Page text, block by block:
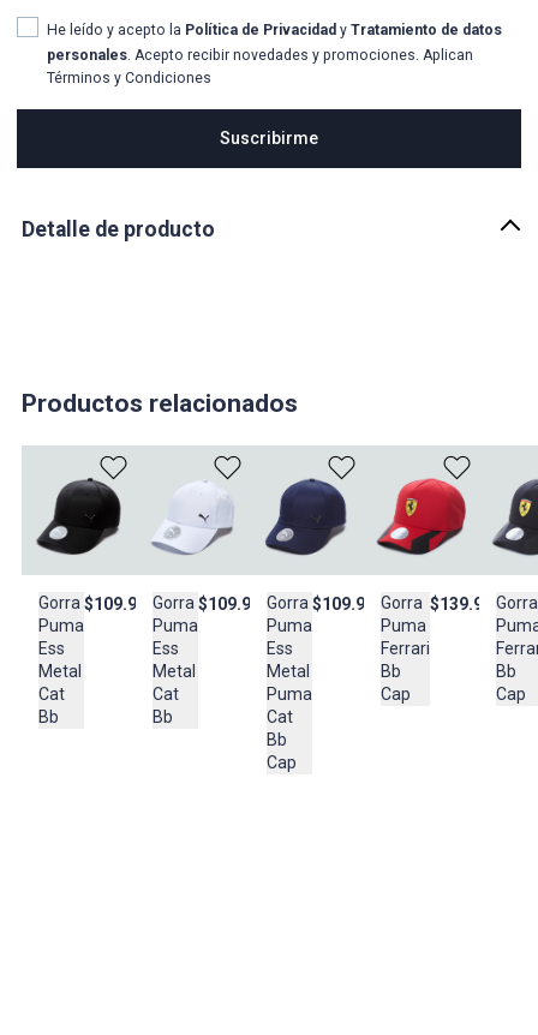
He leído y acepto la Política de Privacidad y Tratamiento de datos
personales. Acepto recibir novedades y promociones. Aplican
Términos y Condiciones
Suscribirme
Detalle de producto
País de origen:
Importador:
WORKOUT INC
Cuidado y Lavado
decoración No usar blanqueador
Composición:
Material:
50% poliéster /
50% algodón
Productos relacionados
Gorra
Puma
Ess
Metal
Cat
Bb
$109.950Gorra
Puma
Ess
Metal
Cat
Bb
$109.950Gorra
Puma
Ess
Metal
Puma
Cat
Bb
Cap
$109.950Gorra
Puma
Ferrari
Bb
Cap
$139.950Gorra
Bb
Cap